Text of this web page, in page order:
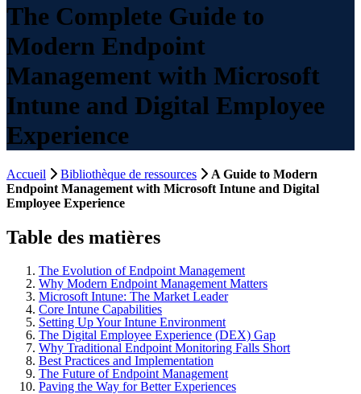
The Complete Guide to
Modern Endpoint
Management with Microsoft
Intune and Digital Employee
Experience
Accueil Bibliothèque de ressources
A Guide to Modern
Endpoint Management with Microsoft Intune and Digital
Employee Experience
Table des matières
The Evolution of Endpoint Management
Why Modern Endpoint Management Matters
Microsoft Intune: The Market Leader
Core Intune Capabilities
Setting Up Your Intune Environment
The Digital Employee Experience (DEX) Gap
Why Traditional Endpoint Monitoring Falls Short
Best Practices and Implementation
The Future of Endpoint Management
Paving the Way for Better Experiences